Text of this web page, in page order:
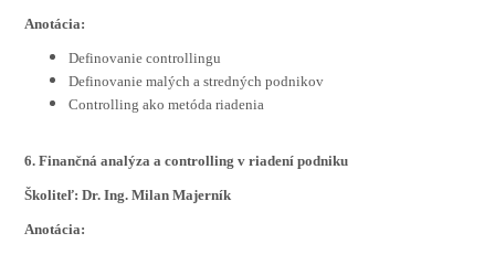
Anotácia:
Definovanie controllingu
Definovanie malých a stredných podnikov
Controlling ako metóda riadenia
6. Finančná analýza a controlling v riadení podniku
Školiteľ: Dr. Ing. Milan Majerník
Anotácia: